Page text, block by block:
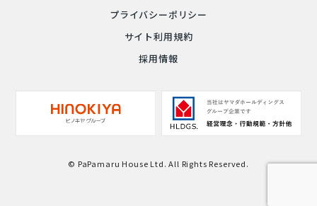
プライバシーポリシー
サイト利用規約
採用情報
© PaPamaru House Ltd. All Rights Reserved.